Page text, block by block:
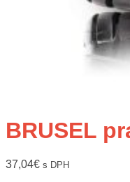
BRUSEL
37,04€ s DPH